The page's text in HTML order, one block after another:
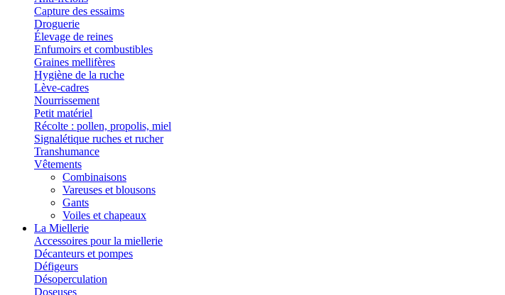
Capture des essaims
Droguerie
Élevage de reines
Enfumoirs et combustibles
Graines mellifères
Hygiène de la ruche
Lève-cadres
Nourrissement
Petit matériel
Récolte : pollen, propolis, miel
Signalétique ruches et rucher
Transhumance
Vêtements
Combinaisons
Vareuses et blousons
Gants
Voiles et chapeaux
La Miellerie
Accessoires pour la miellerie
Décanteurs et pompes
Défigeurs
Désoperculation
Doseuses